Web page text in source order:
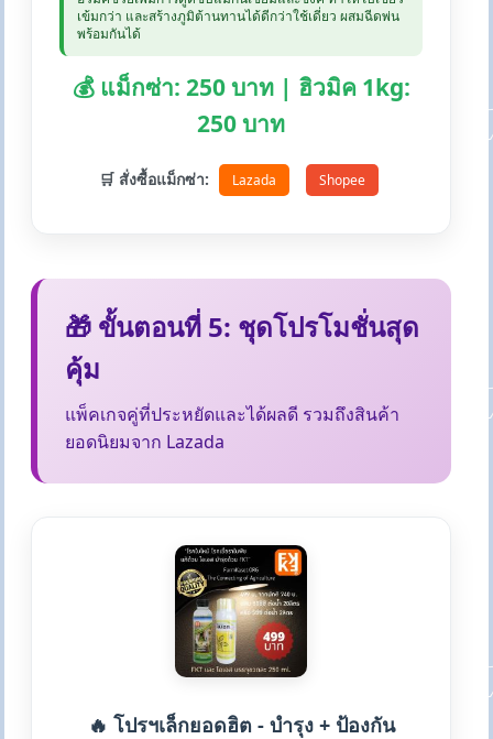
เข้มกว่า และสร้างภูมิต้านทานได้ดีกว่าใช้เดี่ยว ผสมฉีดพ่น
พร้อมกันได้
💰 แม็กซ่า: 250 บาท | ฮิวมิค 1kg:
250 บาท
🛒 สั่งซื้อแม็กซ่า: Lazada Shopee
🎁 ขั้นตอนที่ 5: ชุดโปรโมชั่นสุด
คุ้ม
แพ็คเกจคู่ที่ประหยัดและได้ผลดี รวมถึงสินค้า
ยอดนิยมจาก Lazada
🔥 โปรฯเล็กยอดฮิต - บำรุง + ป้องกัน